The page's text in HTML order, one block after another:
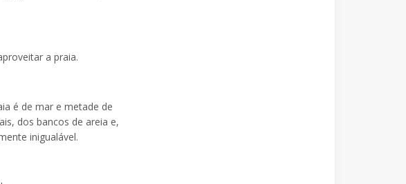
a praia.
é de mar e metade de
dos bancos de areia e,
inigualável.